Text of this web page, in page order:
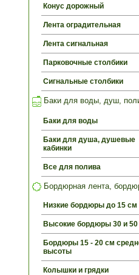
Конус дорожный
Лента оградительная
Лента сигнальная
Парковочные столбики
Сигнальные столбики
Баки для воды, душ,
Баки для воды
Баки для душа, душевые
кабинки
Все для полива
Бордюрная лента,
Низкие бордюры до 15 см
Высокие бордюры 30 и 50
Бордюры 15 - 20 см
высоты
Колышки и грядки